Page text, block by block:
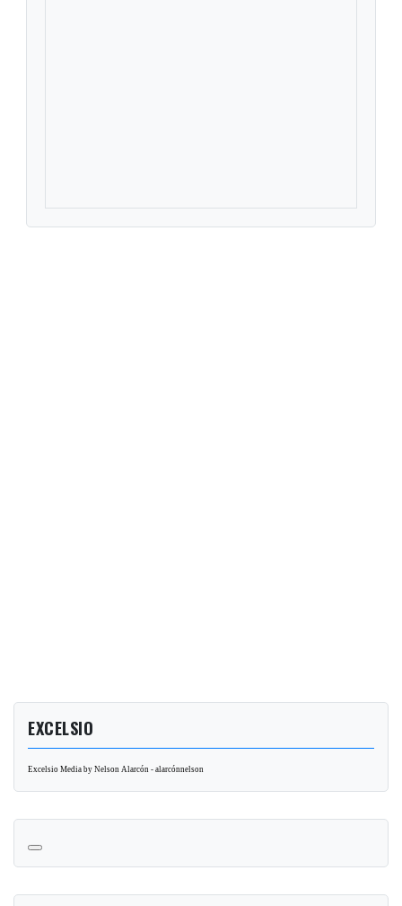
EXCELSIO
Excelsio Media by Nelson Alarcón - alarcónnelson